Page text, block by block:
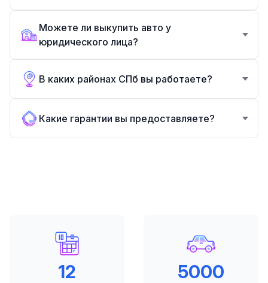
Можете ли выкупить авто у
юридического лица?
В каких районах СПб вы работаете?
Какие гарантии вы предоставляете?
12 5000